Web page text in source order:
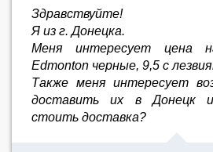
Здравствуйте!
Я из г. Донецка.
Меня интересует цена
Edmonton черные, 9,5 с
Также меня интересует
доставить их в Донецк
стоить доставка?